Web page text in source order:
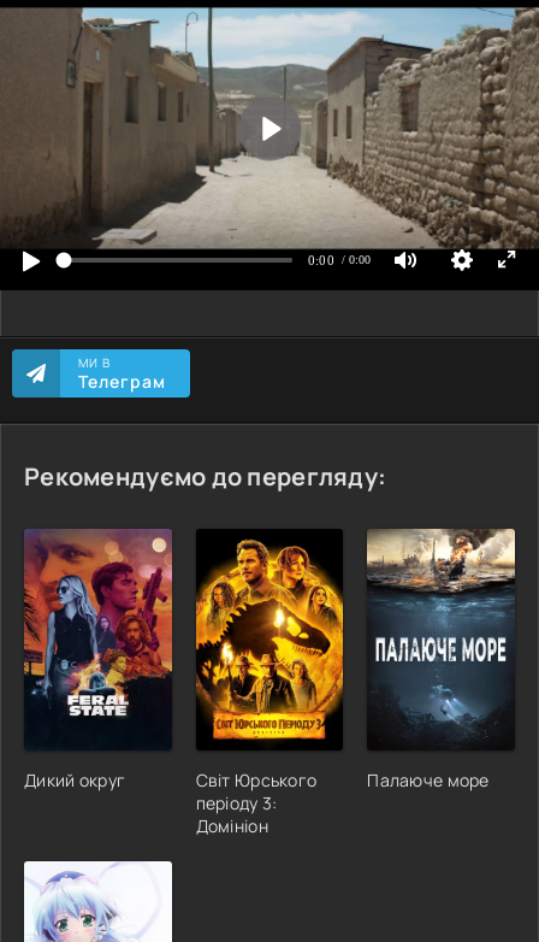
МИ В
Телеграм
Рекомендуємо до перегляду:
Дикий округ
Світ Юрського
періоду 3:
Домініон
Палаюче море